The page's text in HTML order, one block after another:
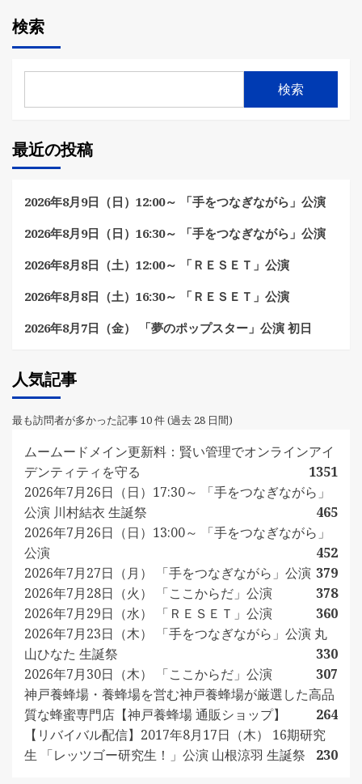
検索
検索
最近の投稿
2026年8月9日（日）12:00～ 「手をつなぎながら」公演
2026年8月9日（日）16:30～ 「手をつなぎながら」公演
2026年8月8日（土）12:00～ 「ＲＥＳＥＴ」公演
2026年8月8日（土）16:30～ 「ＲＥＳＥＴ」公演
2026年8月7日（金） 「夢のポップスター」公演 初日
人気記事
最も訪問者が多かった記事 10 件 (過去 28 日間)
ムームードメイン更新料：賢い管理でオンラインアイ
デンティティを守る
1351
2026年7月26日（日）17:30～ 「手をつなぎながら」
公演 川村結衣 生誕祭
465
2026年7月26日（日）13:00～ 「手をつなぎながら」
公演
452
2026年7月27日（月） 「手をつなぎながら」公演 379
2026年7月28日（火） 「ここからだ」公演
378
2026年7月29日（水） 「ＲＥＳＥＴ」公演
360
2026年7月23日（木） 「手をつなぎながら」公演 丸
山ひなた 生誕祭
330
2026年7月30日（木） 「ここからだ」公演
307
神戸養蜂場・養蜂場を営む神戸養蜂場が厳選した高品
質な蜂蜜専門店【神戸養蜂場 通販ショップ】
264
【リバイバル配信】2017年8月17日（木） 16期研究
生 「レッツゴー研究生！」公演 山根涼羽 生誕祭
230